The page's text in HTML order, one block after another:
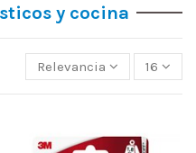
y cocina
Relevancia 16